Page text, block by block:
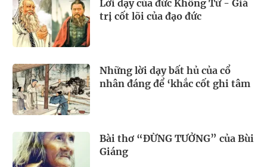
Lời dạy của đức Khổng Tử - Giá
trị cốt lõi của đạo đức
Những lời dạy bất hủ của cổ
nhân đáng để ‘khắc cốt ghi tâm
Bài thơ “ĐỪNG TƯỞNG” của Bùi
Giáng